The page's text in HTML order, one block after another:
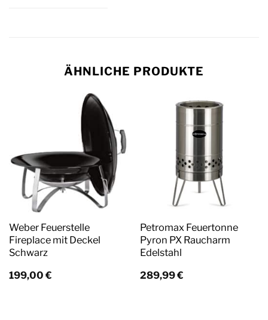
ÄHNLICHE PRODUKTE
Weber Feuerstelle
Fireplace mit Deckel
Schwarz
199,00 €
Petromax Feuertonne
Pyron PX Raucharm
Edelstahl
289,99€